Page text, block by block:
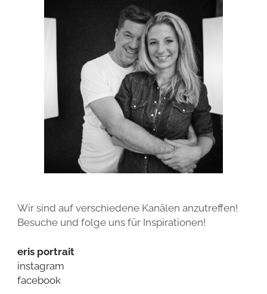
UNSER STUDIO
MEHR VON ERIS …
TIPPS ZUR KLEIDERWAHL FÜR TEAM- UND GRUPPENFOTOS
KONTAKT
IMPRESSUM
ALLGEMEINE GESCHÄFTSBEDINGUNGEN
WIDERRUFSBELEHRUNG
DATENSCHUTZ
Wir sind auf verschiedene Kanälen anzutreffen!
Besuche und folge uns für Inspirationen!
eris portrait
instagram
facebook